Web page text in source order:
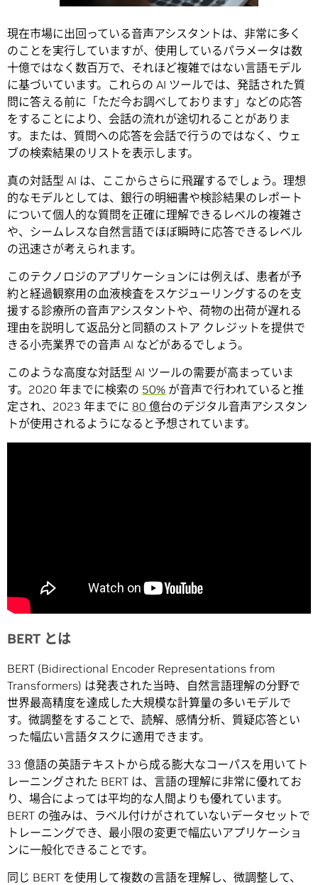
現在市場に出回っている音声アシスタントは、非常に多く
のことを実行していますが、使用しているパラメータは数
十億ではなく数百万で、それほど複雑ではない言語モデル
に基づいています。これらの AI ツールでは、発話された質
問に答える前に「ただ今お調べしております」などの応答
をすることにより、会話の流れが途切れることがありま
す。または、質問への応答を会話で行うのではなく、ウェ
ブの検索結果のリストを表示します。
真の対話型 AI は、ここからさらに飛躍するでしょう。理想
的なモデルとしては、銀行の明細書や検診結果のレポート
について個人的な質問を正確に理解できるレベルの複雑さ
や、シームレスな自然言語でほぼ瞬時に応答できるレベル
の迅速さが考えられます。
このテクノロジのアプリケーションには例えば、患者が予
約と経過観察用の血液検査をスケジューリングするのを支
援する診療所の音声アシスタントや、荷物の出荷が遅れる
理由を説明して返品分と同額のストア クレジットを提供で
きる小売業界での音声 AI などがあるでしょう。
このような高度な対話型 AI ツールの需要が高まっていま
す。2020 年までに検索の 50% が音声で行われていると推
定され、2023 年までに 80 億台のデジタル音声アシスタン
トが使用されるようになると予想されています。
BERT とは
BERT (Bidirectional Encoder Representations from
Transformers) は発表された当時、自然言語理解の分野で
世界最高精度を達成した大規模な計算量の多いモデルで
す。微調整をすることで、読解、感情分析、質疑応答とい
った幅広い言語タスクに適用できます。
33 億語の英語テキストから成る膨大なコーパスを用いてト
レーニングされた BERT は、言語の理解に非常に優れてお
り、場合によっては平均的な人間よりも優れています。
BERT の強みは、ラベル付けがされていないデータセットで
トレーニングでき、最小限の変更で幅広いアプリケーショ
ンに一般化できることです。
同じ BERT を使用して複数の言語を理解し、微調整して、